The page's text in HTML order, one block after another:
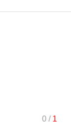
0/ 1